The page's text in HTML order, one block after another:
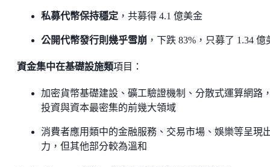
私募代幣保持穩定 ，共募得 4.1 億美金
公開代幣發行則幾乎雪崩 ，下跌 83%，只募了 1.34 億
資金集中在基礎設施類項目：
加密貨幣基礎建設、礦工驗證機制、分散式運算網路
投資與資本最密集的前幾大領域
消費者應用類中的金融服務、交易市場、娛樂等呈現
力，但其他部分較為溫和